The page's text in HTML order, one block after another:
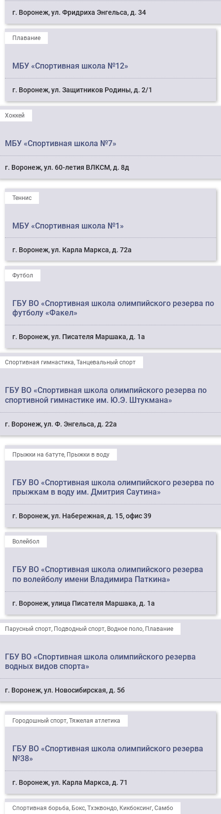
г. Воронеж, ул. Фридриха Энгельса, д. 34
Плавание
МБУ «Спортивная школа №12»
г. Воронеж, ул. Защитников Родины, д. 2/1
Хоккей
МБУ «Спортивная школа №7»
г. Воронеж, ул. 60-летия ВЛКСМ, д. 8д
Теннис
МБУ «Спортивная школа №1»
г. Воронеж, ул. Карла Маркса, д. 72а
Футбол
ГБУ ВО «Спортивная школа олимпийского резерва по
футболу «Факел»
г. Воронеж, ул. Писателя Маршака, д. 1а
Спортивная гимнастика, Танцевальный спорт
ГБУ ВО «Спортивная школа олимпийского резерва по
спортивной гимнастике им. Ю.Э. Штукмана»
г. Воронеж, ул. Ф. Энгельса, д. 22а
Прыжки на батуте, Прыжки в воду
ГБУ ВО «Спортивная школа олимпийского резерва по
прыжкам в воду им. Дмитрия Саутина»
г. Воронеж, ул. Набережная, д. 15, офис 39
Волейбол
ГБУ ВО «Спортивная школа олимпийского резерва
по волейболу имени Владимира Паткина»
г. Воронеж, улица Писателя Маршака, д. 1а
Парусный спорт, Подводный спорт, Водное поло, Плавание
ГБУ ВО «Спортивная школа олимпийского резерва
водных видов спорта»
г. Воронеж, ул. Новосибирская, д. 5б
Городошный спорт, Тяжелая атлетика
ГБУ ВО «Спортивная школа олимпийского резерва
№38»
г. Воронеж, ул. Карла Маркса, д. 71
Спортивная борьба, Бокс, Тхэквондо, Кикбоксинг, Самбо